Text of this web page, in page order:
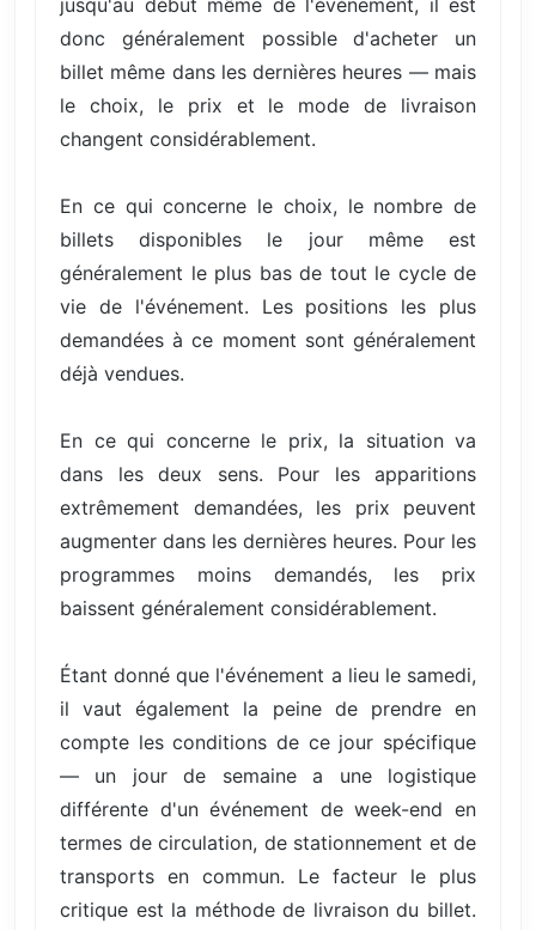
jusqu'au début même de l'événement, il est
donc généralement possible d'acheter un
billet même dans les dernières heures — mais
le choix, le prix et le mode de livraison
changent considérablement.
En ce qui concerne le choix, le nombre de
billets disponibles le jour même est
généralement le plus bas de tout le cycle de
vie de l'événement. Les positions les plus
demandées à ce moment sont généralement
déjà vendues.
En ce qui concerne le prix, la situation va
dans les deux sens. Pour les apparitions
extrêmement demandées, les prix peuvent
augmenter dans les dernières heures. Pour les
programmes moins demandés, les prix
baissent généralement considérablement.
Étant donné que l'événement a lieu le samedi,
il vaut également la peine de prendre en
compte les conditions de ce jour spécifique
— un jour de semaine a une logistique
différente d'un événement de week-end en
termes de circulation, de stationnement et de
transports en commun. Le facteur le plus
critique est la méthode de livraison du billet.